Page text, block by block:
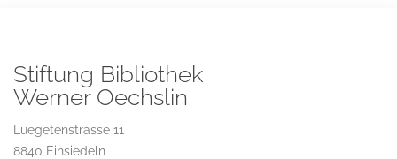
Stiftung Bibliothek
Werner Oechslin
Luegetenstrasse 11
8840 Einsiedeln